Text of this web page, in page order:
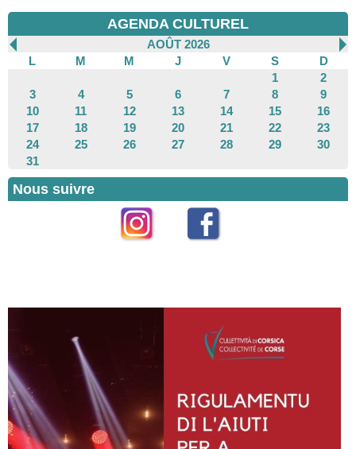
AGENDA CULTUREL
AOÛT 2026
L
M M J V S
D
1
2
3
4 5 6 7 8
9
10
11 12 13 14 15
16
17
18 19 20 21 22
23
24
25 26 27 28 29
30
31
Nous suivre